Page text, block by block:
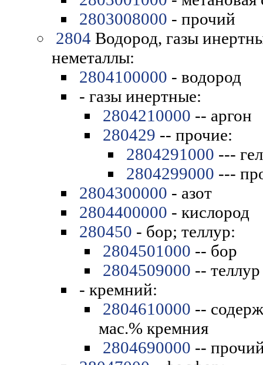
2803008000 - прочий
2804 Водород, газы
неметаллы:
2804100000 - водород
- газы инертные:
2804210000 -- аргон
280429 -- прочие:
2804291000 ---
2804299000 ---
2804300000 - азот
2804400000 - кислород
280450 - бор; теллур:
2804501000 -- бор
2804509000 -- теллур
- кремний:
2804610000 --
мас.% кремния
2804690000 --